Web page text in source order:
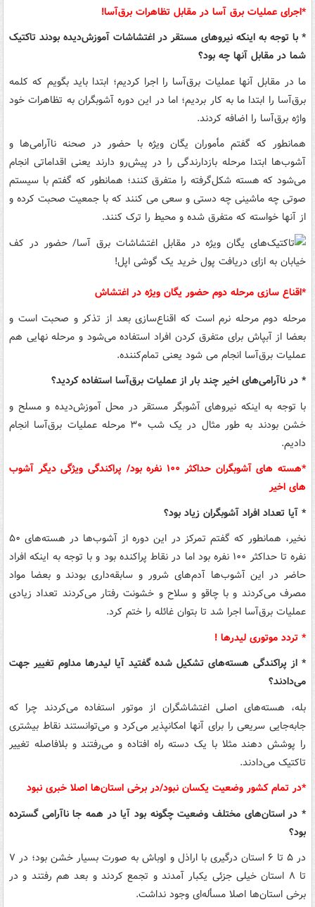
*اجرای عملیات برق آسا در مقابل تظاهرات برق‌آسا!
* با توجه به اینکه نیروهای مستقر در اغتشاشات آموزش‌دیده بودند تاکتیک
شما در مقابل آنها چه بود؟
ما در مقابل آنها عملیات برق‌آسا را اجرا کردیم؛ ابتدا باید بگویم که کلمه
برق‌آسا را ابتدا ما به کار بردیم؛ اما در این دوره آشوبگران به تظاهرات خود
واژه برق‌آسا را اضافه کردند.
همانطور که گفتم مأموران یگان ویژه با حضور در صحنه ناآرامی‌ها و
آشوب‌ها ابتدا مرحله بازدارندگی را در پیش‌رو دارند یعنی اقداماتی انجام
می‌شود که هسته شکل‌گرفته را متفرق کنند؛ همانطور که گفتم با سیستم
صوتی چه ماشینی چه دستی و سعی می کنند که با جمعیت صحبت کرده و
از آنها خواسته که متفرق شده و محیط را ترک کنند.
*اقناع سازی مرحله دوم حضور یگان ویژه در اغتشاش
مرحله دوم مرحله نرم است که اقناع‌سازی بعد از تذکر و صحبت است و
بعضا از آبپاش برای متفرق کردن افراد استفاده می‌شود و مرحله نهایی هم
عملیات برق‌آسا انجام می شود یعنی تمام‌کننده.
* در ناآرامی‌های اخیر چند بار از عملیات برق‌آسا استفاده کردید؟
با توجه به اینکه نیروهای آشوبگر مستقر در محل آموزش‌دیده و مسلح و
خشن بودند به طور مثال در یک شب ۳۰ مرحله عملیات برق‌آسا انجام
دادیم.
*هسته ‌های آشوبگران حداکثر ۱۰۰ نفره بود/ پراکندگی ویژگی دیگر آشوب
های اخیر
* آیا تعداد افراد آشوبگران زیاد بود؟
نخیر، همانطور که گفتم تمرکز در این دوره از آشوب‌ها در هسته‌های ۵۰
نفره تا حداکثر ۱۰۰ نفره بود اما در نقاط پراکنده بود و با توجه به اینکه افراد
حاضر در این آشوب‌ها آدم‌های شرور و سابقه‌داری بودند و بعضا مواد
مصرف می‌کردند و با چاقو و سلاح و خشونت رفتار می‌کردند تعداد زیادی
عملیات برق‌آسا اجرا شد تا بتوان غائله را ختم کرد.
* تردد موتوری لیدرها !
* از پراکندگی هسته‌های تشکیل شده گفتید آیا لیدرها مداوم تغییر جهت
می‌دادند؟
بله، هسته‌های اصلی اغتشاشگران از موتور استفاده می‌کردند چرا که
جابه‌جایی سریعی را برای آنها امکانپذیر می‌کرد و می‌توانستند نقاط بیشتری
را پوشش دهند مثلا با یک دسته راه افتاده و می‌رفتند و بلافاصله تغییر
تاکتیک می‌دادند.
*در تمام کشور وضعیت یکسان نبود/در برخی استان‌ها اصلا خبری نبود
* در استان‌های مختلف وضعیت چگونه بود آیا در همه جا ناآرامی گسترده
بود؟‌
در ۵ تا ۶ استان درگیری با اراذل و اوباش به صورت بسیار خشن بود؛‌ در ۷
تا ۸ استان خیلی جزئی یکبار آمدند و تجمع کردند و بعد هم رفتند و در
برخی استان‌ها اصلا مسأله‌ای وجود نداشت.